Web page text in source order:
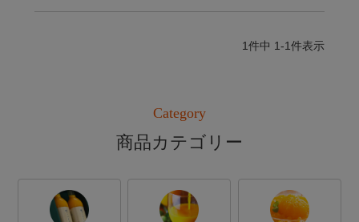
1件中 1-1件表示
Category
商品カテゴリー